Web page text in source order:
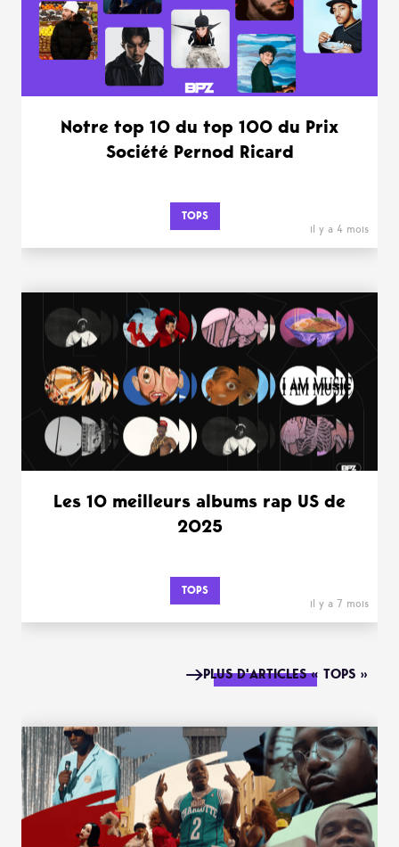
Notre top 10 du top 100 du Prix
Société Pernod Ricard
TOPS
il y a 4 mois
Les 10 meilleurs albums rap US de
2025
TOPS
il y a 7 mois
PLUS D'ARTICLES « TOPS »